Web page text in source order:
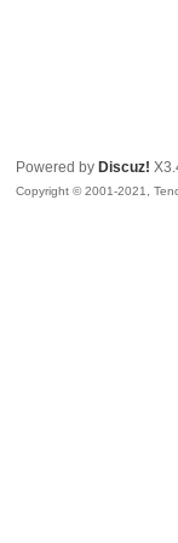
Powered by Discuz!
Copyright © 2001-2021,